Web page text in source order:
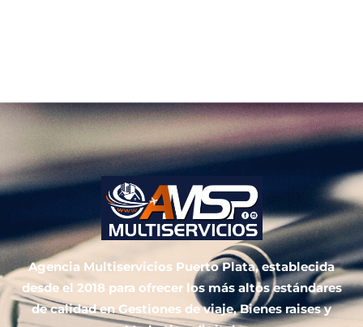
Agencia Multiservicios Puerto Plata, establecida
desde el 2018 para ofrecer los más altos estándares
de calidad en Gestiones de viaje, Bienes raises y